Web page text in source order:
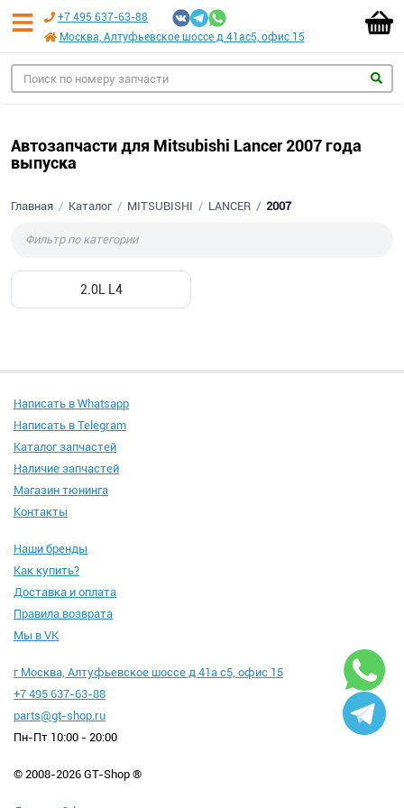
+7 495 637-63-88
Москва, Алтуфьевское шоссе д 41ас5, офис 15
Автозапчасти для Mitsubishi Lancer 2007 года
выпуска
Главная Каталог MITSUBISHI LANCER 2007
2.0L L4
Написать в Whatsapp
Написать в Telegram
Каталог запчастей
Наличие запчастей
Магазин тюнинга
Контакты
Наши бренды
Как купить?
Доставка и оплата
Правила возврата
Мы в VK
г Москва, Алтуфьевское шоссе д 41а с5, офис 15
+7 495 637-63-88
parts@gt-shop.ru
Пн-Пт 10:00 - 20:00
© 2008-2026 GT-Shop ®